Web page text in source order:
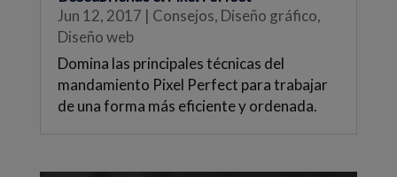
Jun 12, 2017 | Consejos, Diseño gráfico,
Diseño web
Domina las principales técnicas del
mandamiento Pixel Perfect para trabajar
de una forma más eficiente y ordenada.